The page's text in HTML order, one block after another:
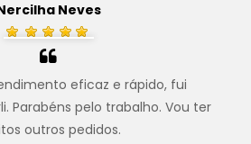
Neves
eficaz e rápido, fui
Parabéns pelo trabalho. Vou ter
outros pedidos.